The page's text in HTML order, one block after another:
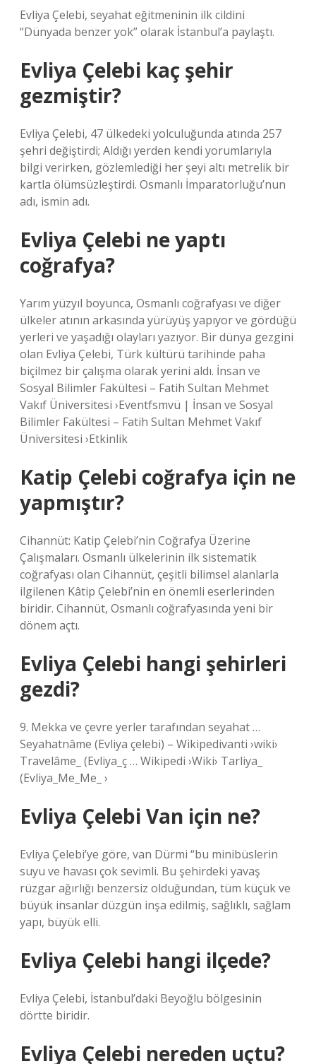
Evliya Çelebi, seyahat eğitmeninin ilk cildini
“Dünyada benzer yok” olarak İstanbul’a paylaştı.
Evliya Çelebi kaç şehir
gezmiştir?
Evliya Çelebi, 47 ülkedeki yolculuğunda atında 257
şehri değiştirdi; Aldığı yerden kendi yorumlarıyla
bilgi verirken, gözlemlediği her şeyi altı metrelik bir
kartla ölümsüzleştirdi. Osmanlı İmparatorluğu’nun
adı, ismin adı.
Evliya Çelebi ne yaptı
coğrafya?
Yarım yüzyıl boyunca, Osmanlı coğrafyası ve diğer
ülkeler atının arkasında yürüyüş yapıyor ve gördüğü
yerleri ve yaşadığı olayları yazıyor. Bir dünya gezgini
olan Evliya Çelebi, Türk kültürü tarihinde paha
biçilmez bir çalışma olarak yerini aldı. İnsan ve
Sosyal Bilimler Fakültesi – Fatih Sultan Mehmet
Vakıf Üniversitesi ›Eventfsmvü | İnsan ve Sosyal
Bilimler Fakültesi – Fatih Sultan Mehmet Vakıf
Üniversitesi ›Etkinlik
Katip Çelebi coğrafya için ne
yapmıştır?
Cihannüt: Katip Çelebi’nin Coğrafya Üzerine
Çalışmaları. Osmanlı ülkelerinin ilk sistematik
coğrafyası olan Cihannüt, çeşitli bilimsel alanlarla
ilgilenen Kâtip Çelebi’nin en önemli eserlerinden
biridir. Cihannüt, Osmanlı coğrafyasında yeni bir
dönem açtı.
Evliya Çelebi hangi şehirleri
gezdi?
9. Mekka ve çevre yerler tarafından seyahat …
Seyahatnâme (Evliya çelebi) – Wikipedivanti ›wiki›
Travelâme_ (Evliya_ç … Wikipedi ›Wiki› Tarliya_
(Evliya_Me_Me_ ›
Evliya Çelebi Van için ne?
Evliya Çelebi’ye göre, van Dürmi “bu minibüslerin
suyu ve havası çok sevimli. Bu şehirdeki yavaş
rüzgar ağırlığı benzersiz olduğundan, tüm küçük ve
büyük insanlar düzgün inşa edilmiş, sağlıklı, sağlam
yapı, büyük elli.
Evliya Çelebi hangi ilçede?
Evliya Çelebi, İstanbul’daki Beyoğlu bölgesinin
dörtte biridir.
Evliya Çelebi nereden uçtu?